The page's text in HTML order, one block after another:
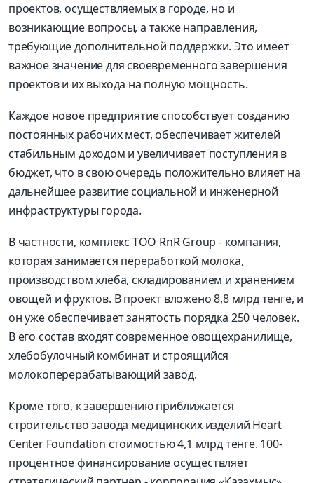
проектов, осуществляемых в городе, но и
возникающие вопросы, а также направления,
требующие дополнительной поддержки. Это имеет
важное значение для своевременного завершения
проектов и их выхода на полную мощность.
Каждое новое предприятие способствует созданию
постоянных рабочих мест, обеспечивает жителей
стабильным доходом и увеличивает поступления в
бюджет, что в свою очередь положительно влияет на
дальнейшее развитие социальной и инженерной
инфраструктуры города.
В частности, комплекс ТОО RnR Group - компания,
которая занимается переработкой молока,
производством хлеба, складированием и хранением
овощей и фруктов. В проект вложено 8,8 млрд тенге, и
он уже обеспечивает занятость порядка 250 человек.
В его состав входят современное овощехранилище,
хлебобулочный комбинат и строящийся
молокоперерабатывающий завод.
Кроме того, к завершению приближается
строительство завода медицинских изделий Heart
Center Foundation стоимостью 4,1 млрд тенге. 100-
процентное финансирование осуществляет